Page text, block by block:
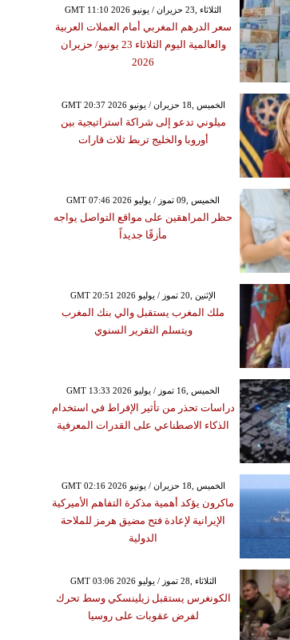
GMT 11:10 2026 الثلاثاء ,23 حزيران / يونيو
سعر الدرهم المغربي أمام العملات العربية
والعالمية اليوم الثلاثاء 23 يونيو/ حزيران
2026
GMT 20:37 2026 الخميس ,18 حزيران / يونيو
ميلوني تدعو إلى شراكة استراتيجية بين
أوروبا والخليج تربط ثلاث قارات
GMT 07:46 2026 الخميس ,09 تموز / يوليو
حظر المراهقين على مواقع التواصل يواجه
مأزقًا جديداً
GMT 20:51 2026 الإثنين ,20 تموز / يوليو
ملك المغرب يستقبل والي بنك المغرب
ويتسلم التقرير السنوي
GMT 13:33 2026 الخميس ,16 تموز / يوليو
دراسات تحذر من تأثير الإفراط في استخدام
الذكاء الاصطناعي على القدرات المعرفية
GMT 02:16 2026 الخميس ,18 حزيران / يونيو
ماكرون يؤكد أهمية مذكرة التفاهم الأميركية
الإيرانية لإعادة فتح مضيق هرمز للملاحة
الدولية
GMT 03:06 2026 الثلاثاء ,28 تموز / يوليو
الكونغرس يستقبل زيلينسكي وسط تحرك
لفرض عقوبات على روسيا